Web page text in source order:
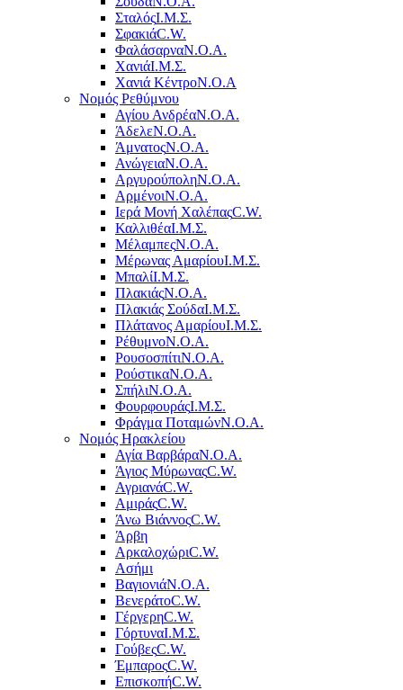
ΣταλόςΙ.Μ.Σ.
ΣφακιάC.W.
ΦαλάσαρναΝ.Ο.Α.
ΧανιάΙ.Μ.Σ.
Χανιά ΚέντροN.O.A
Νομός Ρεθύμνου
Αγίου ΑνδρέαΝ.Ο.Α.
ΆδελεΝ.Ο.Α.
ΆμνατοςΝ.Ο.Α.
ΑνώγειαΝ.Ο.Α.
ΑργυρούποληΝ.Ο.Α.
ΑρμένοιΝ.Ο.Α.
Ιερά Μονή ΧαλέπαςC.W.
ΚαλλιθέαΙ.Μ.Σ.
ΜέλαμπεςΝ.Ο.Α.
Μέρωνας ΑμαρίουΙ.Μ.Σ.
ΜπαλίΙ.Μ.Σ.
ΠλακιάςΝ.Ο.Α.
Πλακιάς ΣούδαΙ.Μ.Σ.
Πλάτανος ΑμαρίουΙ.Μ.Σ.
ΡέθυμνοΝ.Ο.Α.
ΡουσοσπίτιΝ.Ο.Α.
ΡούστικαΝ.Ο.Α.
ΣπήλιΝ.Ο.Α.
ΦουρφουράςΙ.Μ.Σ.
Φράγμα ΠοταμώνΝ.Ο.Α.
Νομός Ηρακλείου
Αγία ΒαρβάραΝ.Ο.Α.
Άγιος ΜύρωναςC.W.
ΑγριανάC.W.
ΑμιράςC.W.
Άνω ΒιάννοςC.W.
Άρβη
ΑρκαλοχώριC.W.
Ασήμι
ΒαγιονιάΝ.Ο.Α.
ΒενεράτοC.W.
ΓέργερηC.W.
ΓόρτυναΙ.Μ.Σ.
ΓούβεςC.W.
ΈμπαροςC.W.
ΕπισκοπήC.W.